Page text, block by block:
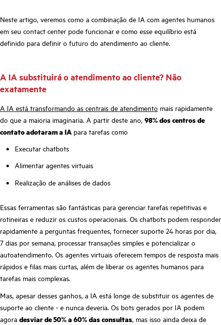
Neste artigo, veremos como a combinação de IA com agentes humanos
em seu contact center pode funcionar e como esse equilíbrio está
definido para definir o futuro do atendimento ao cliente.
A IA substituirá o atendimento ao cliente? Não
exatamente
A IA está transformando as centrais de atendimento mais rapidamente
do que a maioria imaginaria. A partir deste ano, 98% dos centros de
contato adotaram a IA para tarefas como
Executar chatbots
Alimentar agentes virtuais
Realização de análises de dados
Essas ferramentas são fantásticas para gerenciar tarefas repetitivas e
rotineiras e reduzir os custos operacionais. Os chatbots podem responder
rapidamente a perguntas frequentes, fornecer suporte 24 horas por dia,
7 dias por semana, processar transações simples e potencializar o
autoatendimento. Os agentes virtuais oferecem tempos de resposta mais
rápidos e filas mais curtas, além de liberar os agentes humanos para
tarefas mais complexas.
Mas, apesar desses ganhos, a IA está longe de substituir os agentes de
suporte ao cliente - e nunca deveria. Os bots gerados por IA podem
agora desviar de 50% a 60% das consultas, mas isso ainda deixa de